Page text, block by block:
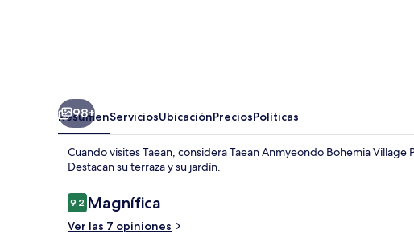
98+
ResumenServiciosUbicaciónPreciosPolíticas
Cuando visites Taean, considera Taean Anmyeondo Bohemia
Destacan su terraza y su jardín.
Opiniones
9.29.2 de 10,
Magnífica
Ver las 7 opiniones